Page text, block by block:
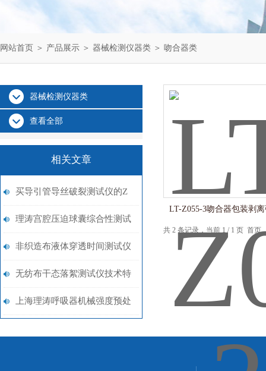
网站首页 ＞ 产品展示 ＞ 器械检测仪器类 ＞ 吻合器类
器械检测仪器类
查看全部
相关文章
买导引管导丝破裂测试仪的Z
极秘诀来了 看完99%不会选
错！上海理涛
理涛宫腔压迫球囊综合性测试
仪行业论文
非织造布液体穿透时间测试仪
计时器 滴定管 有机玻璃
无纺布干态落絮测试仪技术特
点
上海理涛呼吸器机械强度预处
LT-Z055-3吻合器包装剥
共 2 条记录，当前 1 / 1 页 首